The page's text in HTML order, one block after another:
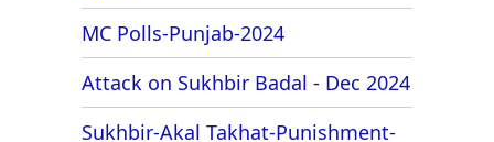
MC Polls-Punjab-2024
Attack on Sukhbir Badal - Dec 2024
Sukhbir-Akal Takhat-Punishment-